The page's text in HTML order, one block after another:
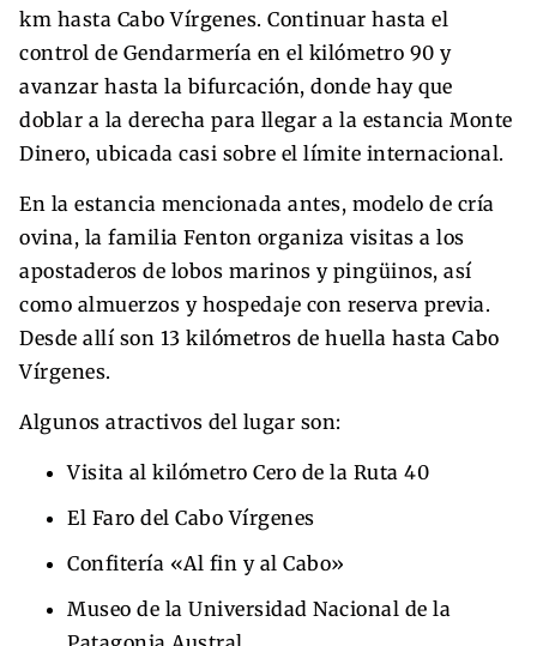
km hasta Cabo Vírgenes. Continuar hasta el
control de Gendarmería en el kilómetro 90 y
avanzar hasta la bifurcación, donde hay que
doblar a la derecha para llegar a la estancia Monte
Dinero, ubicada casi sobre el límite internacional.
En la estancia mencionada antes, modelo de cría
ovina, la familia Fenton organiza visitas a los
apostaderos de lobos marinos y pingüinos, así
como almuerzos y hospedaje con reserva previa.
Desde allí son 13 kilómetros de huella hasta Cabo
Vírgenes.
Algunos atractivos del lugar son:
Visita al kilómetro Cero de la Ruta 40
El Faro del Cabo Vírgenes
Confitería «Al fin y al Cabo»
Museo de la Universidad Nacional de la